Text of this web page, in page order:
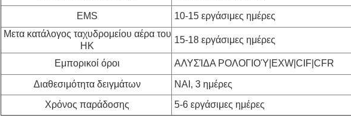
EMS
10-15 εργάσιμες ημέρες
Μετα κατάλογος ταχυδρομείου αέρα του
HK
15-18 εργάσιμες ημέρες
Εμπορικοί όροι ΑΛΥΣΊΔΑ ΡΟΛΟΓΙΟΎ|EXW|CIF|CFR
Διαθεσιμότητα δειγμάτων
ΝΑΙ, 3 ημέρες
Χρόνος παράδοσης
5-6 εργάσιμες ημέρες